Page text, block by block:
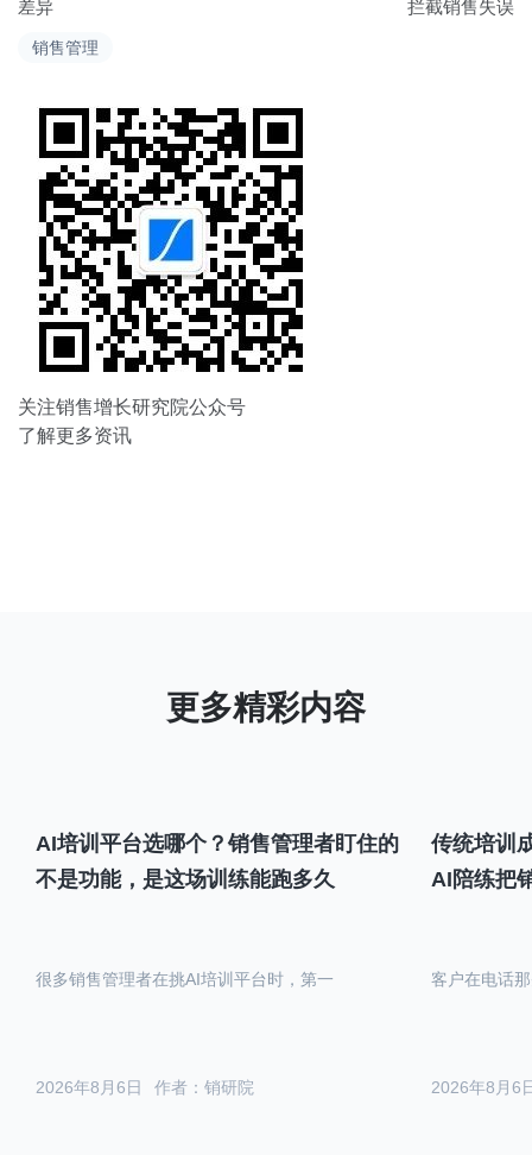
销售管理
导
差异
拦截销售失误
关注销售增长研究院公众号
了解更多资讯
AI培训平台选哪个？销售管理者盯住的
不是功能，是这场训练能跑多久
作者：销研院
2026年8月6日
很多销售管理者在挑AI培训平台时，第一
传统培训
AI陪练把
2026年8月6
客户在电话